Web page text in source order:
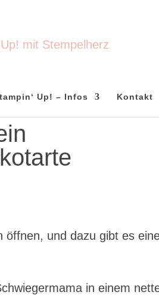
Up! – Infos Kontakt
öffnen, und dazu gibt es
in einem